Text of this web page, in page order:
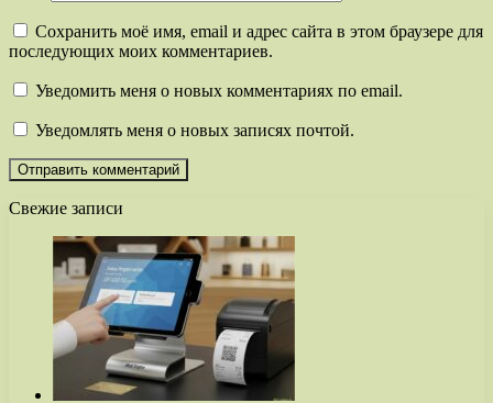
Сохранить моё имя, email и адрес сайта в этом браузере для
последующих моих комментариев.
Уведомить меня о новых комментариях по email.
Уведомлять меня о новых записях почтой.
Свежие записи